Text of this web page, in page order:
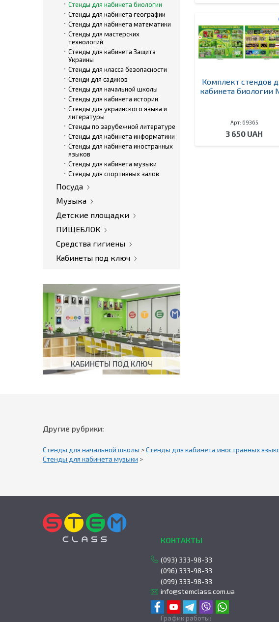
Стенды для кабинета биологии
Стенды для кабинета географии
Стенды для кабинета математики
Стенды для мастерских
технологий
Стенды для кабинета Защита
Украины
Стенды для класса безопасности
Стенди для садиков
Стенды для начальной школы
Стенды для кабинета истории
Стенды для украинского языка и
литературы
Стенды по зарубежной литературе
Стенды для кабинета информатики
Стенды для кабинета иностранных
языков
Стенды для кабинета музыки
Стенды для спортивных залов
Посуда
Музыка
Детские площадки
ПИЩЕБЛОК
Средства гигиены
Кабинеты под ключ
КАБИНЕТЫ ПОД КЛЮЧ
Комплект стендов
кабинета биологии
Арт: 69365
3 650 UAH
Другие рубрики:
Стенды для начальной школы >Стенды для кабинета иностранных
Стенды для кабинета музыки >
КОНТАКТЫ
(093) 333-98-33
(096) 333-98-33
(099) 333-98-33
info@stemclass.com.ua
График работы: